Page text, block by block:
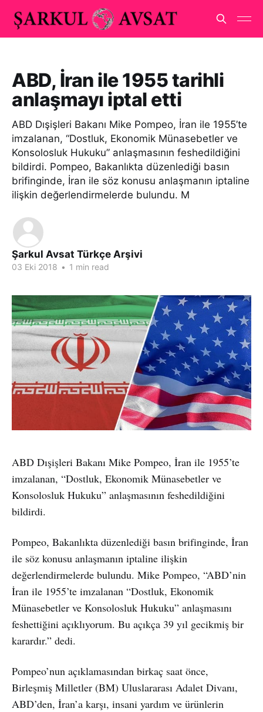
ABD, İran ile 1955 tarihli
anlaşmayı iptal etti
ABD Dışişleri Bakanı Mike Pompeo, İran ile 1955’te
imzalanan, “Dostluk, Ekonomik Münasebetler ve
Konsolosluk Hukuku” anlaşmasının feshedildiğini
bildirdi. Pompeo, Bakanlıkta düzenlediği basın
brifinginde, İran ile söz konusu anlaşmanın iptaline
ilişkin değerlendirmelerde bulundu. M
Şarkul Avsat Türkçe Arşivi
03 Eki 2018 • 1 min read
ABD Dışişleri Bakanı Mike Pompeo, İran ile 1955’te
imzalanan, “Dostluk, Ekonomik Münasebetler ve
Konsolosluk Hukuku” anlaşmasının feshedildiğini
bildirdi.
Pompeo, Bakanlıkta düzenlediği basın brifinginde, İran
ile söz konusu anlaşmanın iptaline ilişkin
değerlendirmelerde bulundu. Mike Pompeo, “ABD’nin
İran ile 1955’te imzalanan “Dostluk, Ekonomik
Münasebetler ve Konsolosluk Hukuku” anlaşmasını
feshettiğini açıklıyorum. Bu açıkça 39 yıl gecikmiş bir
karardır.” dedi.
Pompeo’nun açıklamasından birkaç saat önce,
Birleşmiş Milletler (BM) Uluslararası Adalet Divanı,
ABD’den, İran’a karşı, insani yardım ve ürünlerin